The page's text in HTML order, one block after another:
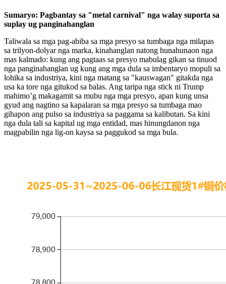
Sumaryo: Pagbantay sa "metal carnival" nga walay suporta sa
suplay ug panginahanglan
Taliwala sa mga pag-abiba sa mga presyo sa tumbaga nga milapas
sa trilyon-dolyar nga marka, kinahanglan natong hunahunaon nga
mas kalmado: kung ang pagtaas sa presyo mabulag gikan sa tinuod
nga panginahanglan ug kung ang mga dula sa imbentaryo mopuli sa
lohika sa industriya, kini nga matang sa "kauswagan" gitakda nga
usa ka tore nga gitukod sa balas. Ang taripa nga stick ni Trump
mahimo’g makagamit sa mubu nga mga presyo, apan kung unsa
gyud ang nagtino sa kapalaran sa mga presyo sa tumbaga mao
gihapon ang pulso sa industriya sa paggama sa kalibutan. Sa kini
nga dula tali sa kapital ug mga entidad, mas hinungdanon nga
magpabilin nga lig-on kaysa sa paggukod sa mga bula.